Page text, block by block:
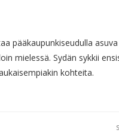
pääkaupunkiseudulla
mielessä. Sydän sykkii
kohteita.